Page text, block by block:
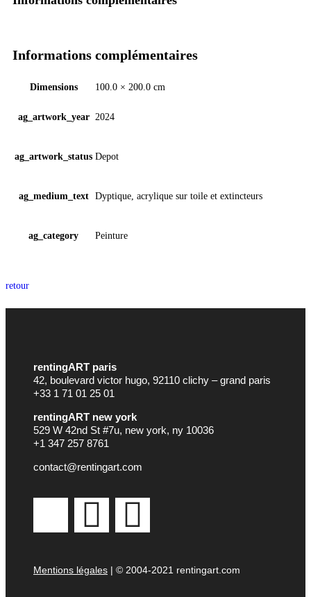
Informations complémentaires
Dimensions 100.0 × 200.0 cm
ag_artwork_year 2024
ag_artwork_status Depot
ag_medium_text Dyptique, acrylique sur toile et extincteurs
ag_category Peinture
retour
rentingART paris
42, boulevard victor hugo, 92110 clichy – grand paris
+33 1 71 01 25 01
rentingART new york
529 W 42nd St #7u, new york, ny 10036
+1 347 257 8761
contact@rentingart.com
Mentions légales | © 2004-2021 rentingart.com